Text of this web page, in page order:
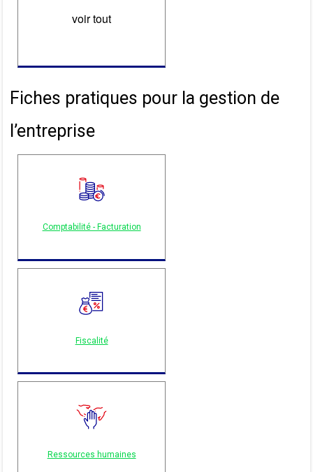
voir tout
Fiches pratiques pour la gestion de
l’entreprise
Comptabilité - Facturation
Fiscalité
Ressources humaines